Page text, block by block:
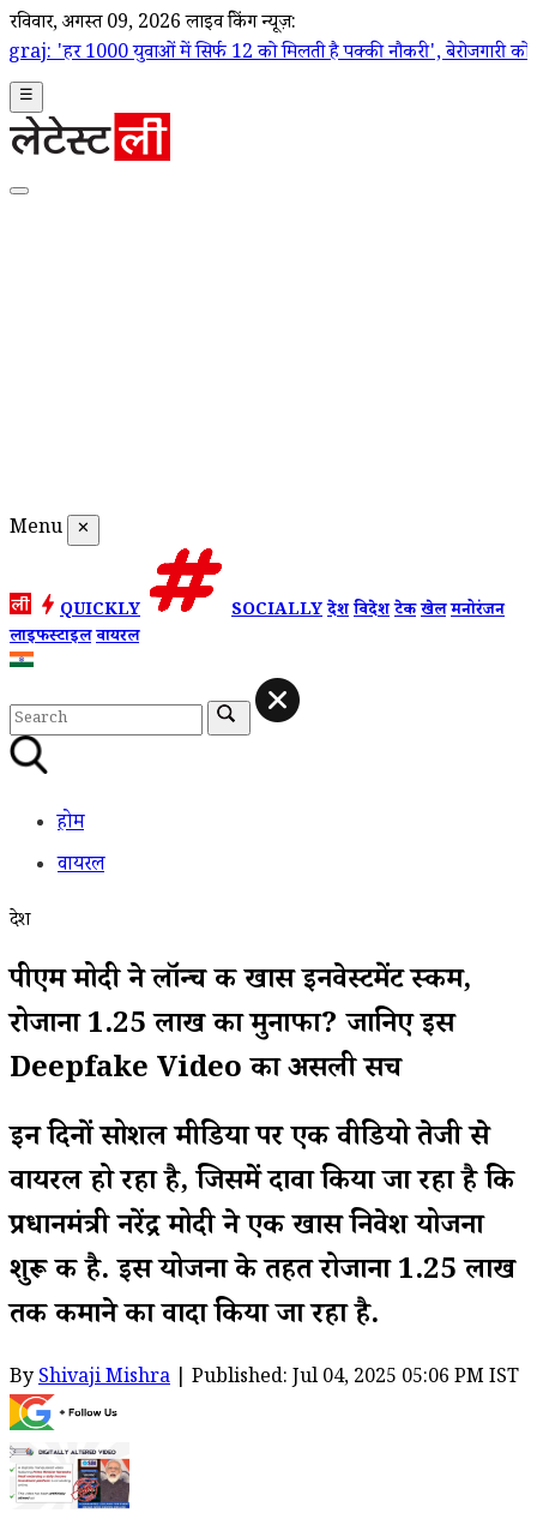
रविवार, अगस्त 09, 2026 लाइव ब्रेकिंग न्यूज़:
में सिर्फ 12 को मिलती है पक्की नौकरी', बेरोजगारी को लेकर केंद्र
☰
Menu ✕
QUICKLY SOCIALLYदेशविदेशटेकखेलमनोरंजन
लाइफस्टाइलवायरल
होम
वायरल
देश
पीएम मोदी ने लॉन्च की खास इनवेस्टमेंट स्कीम,
रोजाना 1.25 लाख का मुनाफा? जानिए इस
Deepfake Video का असली सच
इन दिनों सोशल मीडिया पर एक वीडियो तेजी से
वायरल हो रहा है, जिसमें दावा किया जा रहा है कि
प्रधानमंत्री नरेंद्र मोदी ने एक खास निवेश योजना
शुरू की है. इस योजना के तहत रोजाना ₹1.25 लाख
तक कमाने का वादा किया जा रहा है.
ByShivaji Mishra | Published: Jul 04, 2025 05:06 PM IST